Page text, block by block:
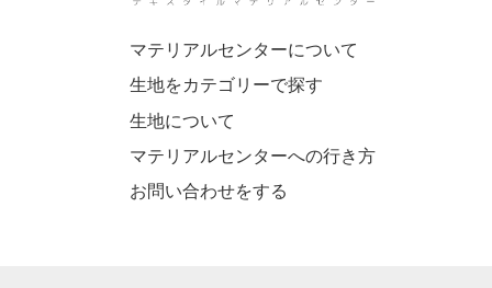
マテリアルセンターについて
生地をカテゴリーで探す
生地について
マテリアルセンターへの行き方
お問い合わせをする